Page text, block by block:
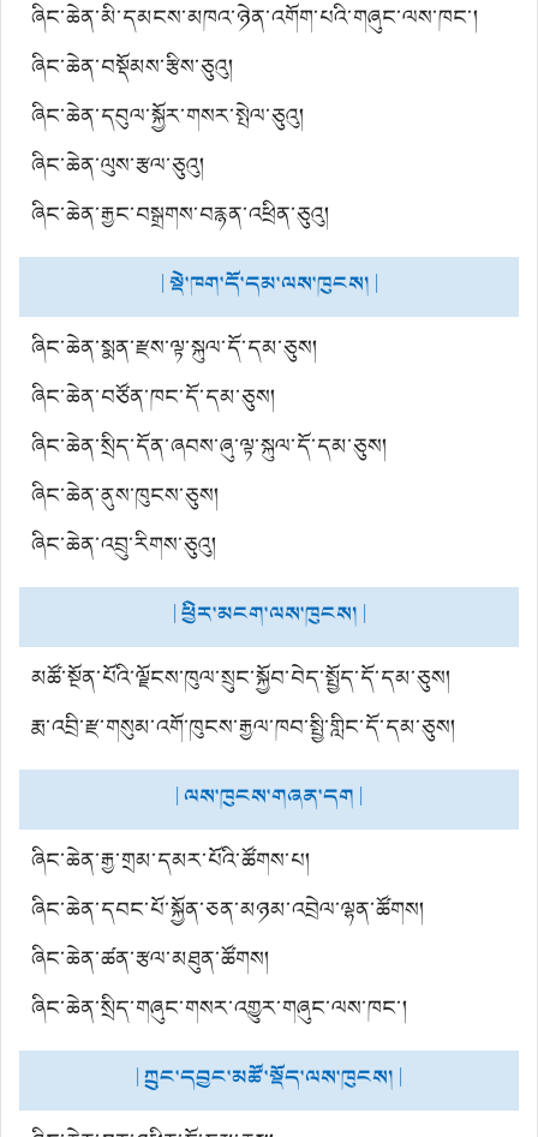
ཞིང་ཆེན་མི་དམངས་མཁའ་ཉེན་འགོག་པའི་གཞུང་ལས་ཁང་།
ཞིང་ཆེན་བསྡོམས་རྩིས་ཅུའུ།
ཞིང་ཆེན་དབུལ་སྐྱོར་གསར་སྤེལ་ཅུའུ།
ཞིང་ཆེན་ལུས་རྩལ་ཅུའུ།
ཞིང་ཆེན་རྒྱང་བསྒྲགས་བརྙན་འཕྲིན་ཅུའུ།
| སྡེ་ཁག་དོ་དམ་ལས་ཁུངས། |
ཞིང་ཆེན་སྨན་རྫས་ལྟ་སྐུལ་དོ་དམ་ཅུས།
ཞིང་ཆེན་བཙོན་ཁང་དོ་དམ་ཅུས།
ཞིང་ཆེན་སྲིད་དོན་ཞབས་ཞུ་ལྟ་སྐུལ་དོ་དམ་ཅུས།
ཞིང་ཆེན་ནུས་ཁུངས་ཅུས།
ཞིང་ཆེན་འབྲུ་རིགས་ཅུའུ།
| ཕྱིར་མངག་ལས་ཁུངས། |
མཚོ་སྔོན་པོའི་ལྗོངས་ཁུལ་སྲུང་སྐྱོབ་བེད་སྤྱོད་དོ་དམ་ཅུས།
རྨ་འབྲི་རྫ་གསུམ་འགོ་ཁུངས་རྒྱལ་ཁབ་སྤྱི་གླིང་དོ་དམ་ཅུས།
| ལས་ཁུངས་གཞན་དག |
ཞིང་ཆེན་རྒྱ་གྲམ་དམར་པོའི་ཚོགས་པ།
ཞིང་ཆེན་དབང་པོ་སྐྱོན་ཅན་མཉམ་འབྲེལ་ལྷན་ཚོགས།
ཞིང་ཆེན་ཚན་རྩལ་མཐུན་ཚོགས།
ཞིང་ཆེན་སྲིད་གཞུང་གསར་འགྱུར་གཞུང་ལས་ཁང་།
| ཀྲུང་དབྱང་མཚོ་སྡོད་ལས་ཁུངས། |